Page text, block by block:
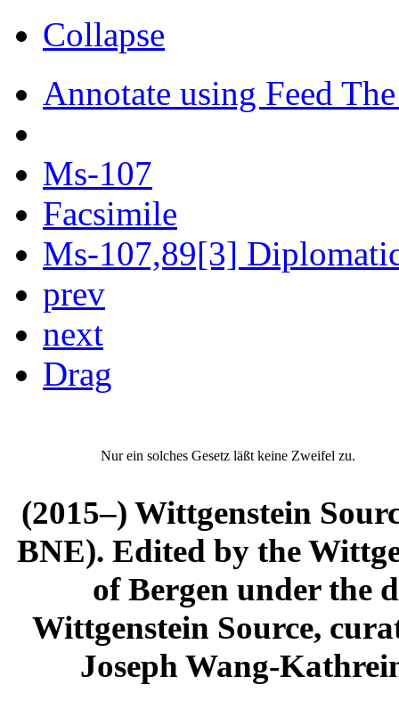
Collapse
Annotate using Feed
Ms-107
Facsimile
Ms-107,89[3]
prev
next
Drag
Nur ein solches Gesetz läßt keine Zweifel zu.
(2015–) Wittgenstein
BNE). Edited by the
of Bergen under the
Wittgenstein Source,
Joseph Wang-